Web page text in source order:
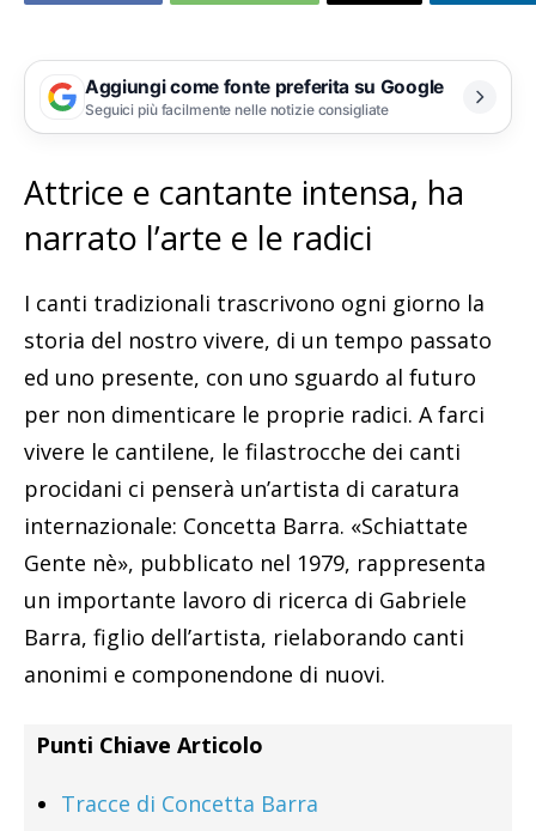
Aggiungi come fonte preferita su Google
Seguici più facilmente nelle notizie consigliate
Attrice e cantante intensa, ha
narrato l’arte e le radici
I canti tradizionali trascrivono ogni giorno la
storia del nostro vivere, di un tempo passato
ed uno presente, con uno sguardo al futuro
per non dimenticare le proprie radici. A farci
vivere le cantilene, le filastrocche dei canti
procidani ci penserà un’artista di caratura
internazionale: Concetta Barra. «Schiattate
Gente nè», pubblicato nel 1979, rappresenta
un importante lavoro di ricerca di Gabriele
Barra, figlio dell’artista, rielaborando canti
anonimi e componendone di nuovi.
Punti Chiave Articolo
Tracce di Concetta Barra